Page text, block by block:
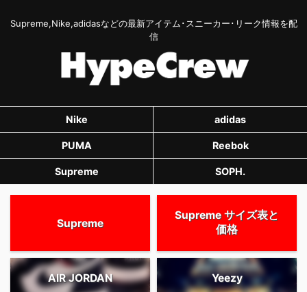
Supreme,Nike,adidasなどの最新アイテム･スニーカー･リーク情報を配
信
Nike adidas
PUMA Reebok
Supreme SOPH.
Supreme
Supreme サイズ表と
価格
AIR JORDAN Yeezy